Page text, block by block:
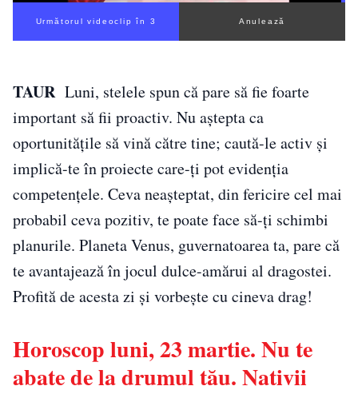
Următorul videoclip în 2 Anulează
TAUR Luni, stelele spun că pare să fie foarte
important să fii proactiv. Nu aștepta ca
oportunitățile să vină către tine; caută-le activ și
implică-te în proiecte care-ți pot evidenția
competențele. Ceva neaşteptat, din fericire cel mai
probabil ceva pozitiv, te poate face să-ţi schimbi
planurile. Planeta Venus, guvernatoarea ta, pare că
te avantajează în jocul dulce-amărui al dragostei.
Profită de acesta zi și vorbește cu cineva drag!
Horoscop luni, 23 martie. Nu te
abate de la drumul tău. Nativii